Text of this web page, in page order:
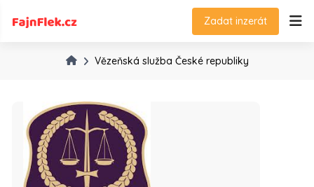
Zadat inzerát
Vězeňská služba České republiky